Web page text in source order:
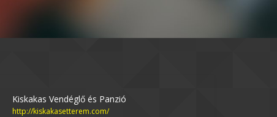
Kiskakas Vendéglő és Panzió
http://kiskakasetterem.com/